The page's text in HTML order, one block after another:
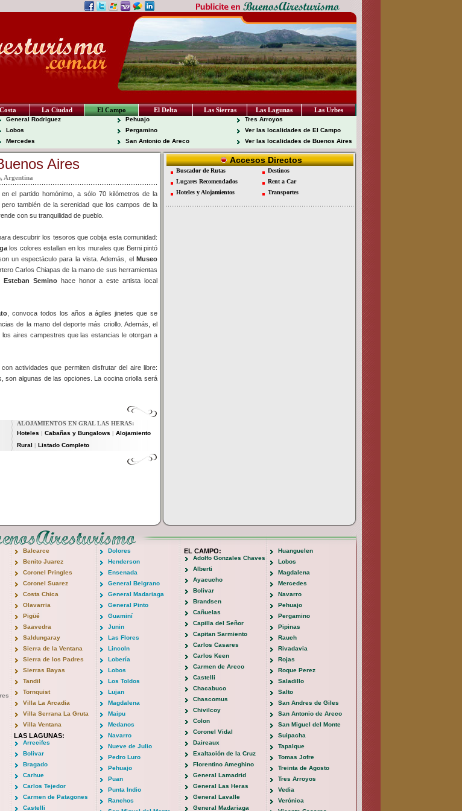
La Ciudad El Campo El Delta Las Sierras Las Lagunas Las Urbes
General Rodriguez
Lobos
Mercedes
Pehuajo
Pergamino
San Antonio de Areco
Tres Arroyos
Ver las localidades de El Campo
Ver las localidades de Buenos Aires
Aires
Argentina
el partido homónimo, a sólo 70 kilómetros de la
también de la serenidad que los campos de la
con su tranquilidad de pueblo.
descubrir los tesoros que cobija esta comunidad:
los colores estallan en los murales que Berni pintó
un espectáculo para la vista. Además, el Museo
Carlos Chiapas de la mano de sus herramientas
Esteban Seminohace honor a este artista local
, convoca todos los años a ágiles jinetes que se
de la mano del deporte más criollo. Además, el
aires campestres que las estancias le otorgan a
actividades que permiten disfrutar del aire libre:
son algunas de las opciones. La cocina criolla será
ALOJAMIENTOS EN GRAL LAS HERAS:
Hoteles
Cabañas y Bungalows
Alojamiento
Rural
Listado Completo
Accesos Directos
Buscador de Rutas
Lugares Recomendados
Hoteles y Alojamientos
Destinos
Rent a Car
Transportes
Balcarce
Benito Juarez
Coronel Pringles
Coronel Suarez
Costa Chica
Olavarria
Pigüé
Saavedra
Saldungaray
Sierra de la Ventana
Sierra de los Padres
Sierras Bayas
Tandil
Tornquist
Villa La Arcadia
Villa Serrana La Gruta
Villa Ventana
LAS LAGUNAS:
Arrecifes
Bolivar
Bragado
Carhue
Carlos Tejedor
Carmen de Patagones
Castelli
Dolores
Henderson
Ensenada
General Belgrano
General Madariaga
General Pinto
Guaminí
Junin
Las Flores
Lincoln
Lobería
Lobos
Los Toldos
Lujan
Magdalena
Maipu
Medanos
Navarro
Nueve de Julio
Pedro Luro
Pehuajo
Puan
Punta Indio
Ranchos
EL CAMPO:
Adolfo Gonzales Chaves
Alberti
Ayacucho
Bolivar
Brandsen
Cañuelas
Capilla del Señor
Capitan Sarmiento
Carlos Casares
Carlos Keen
Carmen de Areco
Castelli
Chacabuco
Chascomus
Chivilcoy
Colon
Coronel Vidal
Daireaux
Exaltación de la Cruz
Florentino Ameghino
General Lamadrid
General Las Heras
General Lavalle
General Madariaga
Huanguelen
Lobos
Magdalena
Mercedes
Navarro
Pehuajo
Pergamino
Pipinas
Rauch
Rivadavia
Rojas
Roque Perez
Saladillo
Salto
San Andres de Giles
San Antonio de Areco
San Miguel del Monte
Suipacha
Tapalque
Tomas Jofre
Treinta de Agosto
Tres Arroyos
Vedia
Verónica